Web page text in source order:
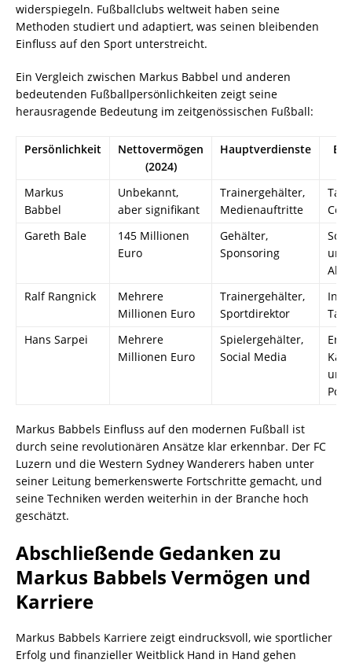
widerspiegeln. Fußballclubs weltweit haben seine
Methoden studiert und adaptiert, was seinen bleibenden
Einfluss auf den Sport unterstreicht.
Ein Vergleich zwischen Markus Babbel und anderen
bedeutenden Fußballpersönlichkeiten zeigt seine
herausragende Bedeutung im zeitgenössischen Fußball:
Persönlichkeit
Nettovermögen
(2024)
Hauptverdienste
Markus
Babbel
Unbekannt,
aber signifikant
Trainergehälter,
Medienauftritte
Gareth Bale
145 Millionen
Euro
Gehälter,
Sponsoring
und
Ralf Rangnick
Mehrere
Millionen Euro
Trainergehälter,
Sportdirektor
Hans Sarpei
Mehrere
Millionen Euro
Spielergehälter,
Social Media
und
Markus Babbels Einfluss auf den modernen Fußball ist
durch seine revolutionären Ansätze klar erkennbar. Der FC
Luzern und die Western Sydney Wanderers haben unter
seiner Leitung bemerkenswerte Fortschritte gemacht, und
seine Techniken werden weiterhin in der Branche hoch
geschätzt.
Abschließende Gedanken zu
Markus Babbels Vermögen und
Karriere
Markus Babbels Karriere zeigt eindrucksvoll, wie sportlicher
Erfolg und finanzieller Weitblick Hand in Hand gehen